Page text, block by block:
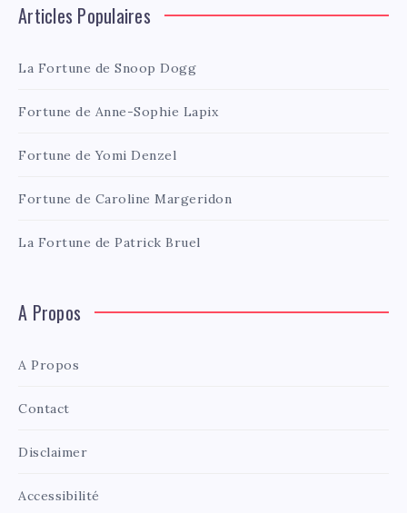
Articles Populaires
La Fortune de Snoop Dogg
Fortune de Anne-Sophie Lapix
Fortune de Yomi Denzel
Fortune de Caroline Margeridon
La Fortune de Patrick Bruel
A Propos
A Propos
Contact
Disclaimer
Accessibilité